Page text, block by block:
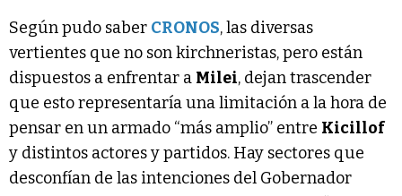
Según pudo saber CRONOS, las diversas
vertientes que no son kirchneristas, pero están
dispuestos a enfrentar a Milei, dejan trascender
que esto representaría una limitación a la hora de
pensar en un armado “más amplio” entre Kicillof
y distintos actores y partidos. Hay sectores que
desconfían de las intenciones del Gobernador